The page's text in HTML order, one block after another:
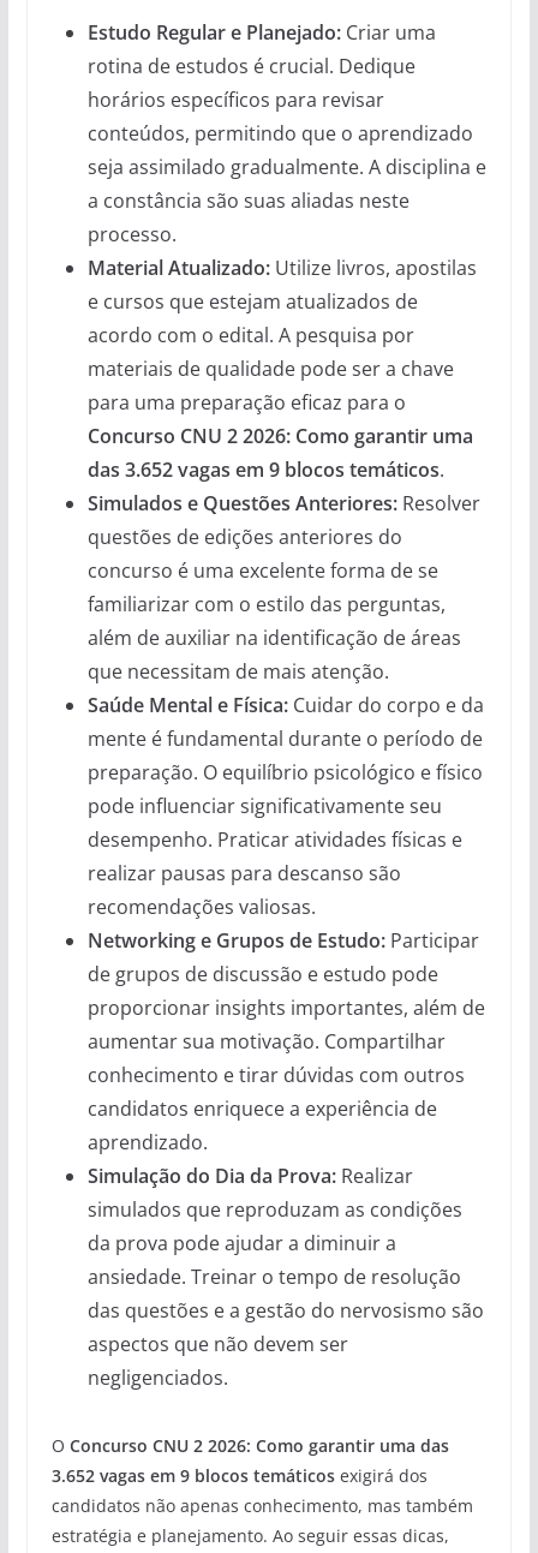
Estudo Regular e Planejado:Criar uma
rotina de estudos é crucial. Dedique
horários específicos para revisar
conteúdos, permitindo que o aprendizado
seja assimilado gradualmente. A disciplina e
a constância são suas aliadas neste
processo.
Material Atualizado:Utilize livros, apostilas
e cursos que estejam atualizados de
acordo com o edital. A pesquisa por
materiais de qualidade pode ser a chave
para uma preparação eficaz para o
Concurso CNU 2 2026: Como garantir uma
das 3.652 vagas em 9 blocos temáticos.
Simulados e Questões Anteriores:Resolver
questões de edições anteriores do
concurso é uma excelente forma de se
familiarizar com o estilo das perguntas,
além de auxiliar na identificação de áreas
que necessitam de mais atenção.
Saúde Mental e Física:Cuidar do corpo e da
mente é fundamental durante o período de
preparação. O equilíbrio psicológico e físico
pode influenciar significativamente seu
desempenho. Praticar atividades físicas e
realizar pausas para descanso são
recomendações valiosas.
Networking e Grupos de Estudo:Participar
de grupos de discussão e estudo pode
proporcionar insights importantes, além de
aumentar sua motivação. Compartilhar
conhecimento e tirar dúvidas com outros
candidatos enriquece a experiência de
aprendizado.
Simulação do Dia da Prova:Realizar
simulados que reproduzam as condições
da prova pode ajudar a diminuir a
ansiedade. Treinar o tempo de resolução
das questões e a gestão do nervosismo são
aspectos que não devem ser
negligenciados.
O Concurso CNU 2 2026: Como garantir uma das
3.652 vagas em 9 blocos temáticosexigirá dos
candidatos não apenas conhecimento, mas também
estratégia e planejamento. Ao seguir essas dicas,